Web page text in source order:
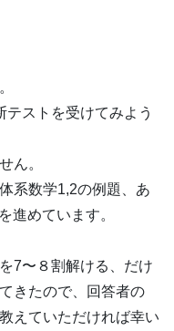
ストを受けてみよう
ん。
系数学1,2の例題、あ
進めています。
7〜８割解ける、だけ
きたので、回答者の
えていただければ幸い